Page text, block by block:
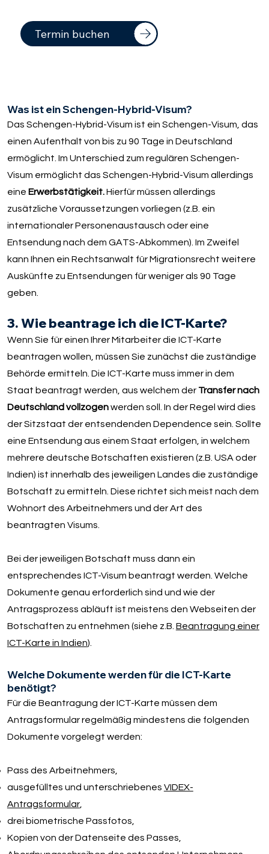
Termin buchen
Was ist ein Schengen-Hybrid-Visum?
Das Schengen-Hybrid-Visum ist ein Schengen-Visum, das
einen Aufenthalt von bis zu 90 Tage in Deutschland
ermöglicht. Im Unterschied zum regulären Schengen-
Visum ermöglicht das Schengen-Hybrid-Visum allerdings
eine Erwerbstätigkeit.Hierfür müssen allerdings
zusätzliche Voraussetzungen vorliegen (z.B. ein
internationaler Personenaustausch oder eine
Entsendung nach dem GATS-Abkommen). Im Zweifel
kann Ihnen ein Rechtsanwalt für Migrationsrecht weitere
Auskünfte zu Entsendungen für weniger als 90 Tage
geben.
3. Wie beantrage ich die ICT-Karte?
Wenn Sie für einen Ihrer Mitarbeiter die ICT-Karte
beantragen wollen, müssen Sie zunächst die zuständige
Behörde ermitteln. Die ICT-Karte muss immer in dem
Staat beantragt werden, aus welchem der Transfer nach
Deutschland vollzogenwerden soll. In der Regel wird dies
der Sitzstaat der entsendenden Dependence sein. Sollte
eine Entsendung aus einem Staat erfolgen, in welchem
mehrere deutsche Botschaften existieren (z.B. USA oder
Indien) ist innerhalb des jeweiligen Landes die zuständige
Botschaft zu ermitteln. Diese richtet sich meist nach dem
Wohnort des Arbeitnehmers und der Art des
beantragten Visums.
Bei der jeweiligen Botschaft muss dann ein
entsprechendes ICT-Visum beantragt werden. Welche
Dokumente genau erforderlich sind und wie der
Antragsprozess abläuft ist meistens den Webseiten der
Botschaften zu entnehmen (siehe z.B. Beantragung einer
ICT-Karte in Indien).
Welche Dokumente werden für die ICT-Karte
benötigt?
Für die Beantragung der ICT-Karte müssen dem
Antragsformular regelmäßig mindestens die folgenden
Dokumente vorgelegt werden:
Pass des Arbeitnehmers,
ausgefülltes und unterschriebenes VIDEX-
Antragsformular,
drei biometrische Passfotos,
Kopien von der Datenseite des Passes,